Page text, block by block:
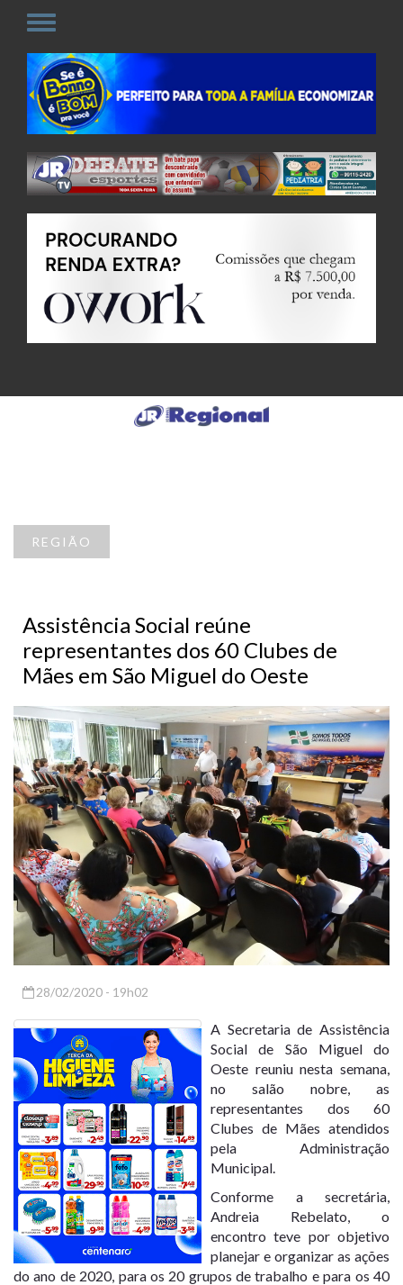
REGIÃO
Assistência Social reúne
representantes dos 60 Clubes de
Mães em São Miguel do Oeste
28/02/2020 - 19h02
A Secretaria de Assistência
Social de São Miguel do
Oeste reuniu nesta semana,
no salão nobre, as
representantes dos 60
Clubes de Mães atendidos
pela Administração
Municipal.
Conforme a secretária,
Andreia Rebelato, o
encontro teve por objetivo
planejar e organizar as ações
do ano de 2020, para os 20 grupos de trabalho e para os 40